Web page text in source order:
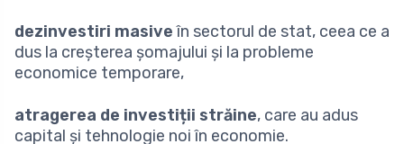
dezinvestiri masiveîn sectorul de stat, ceea ce a
dus la creșterea șomajului și la probleme
economice temporare,
atragerea de investiții străine, care au adus
capital și tehnologie noi în economie.